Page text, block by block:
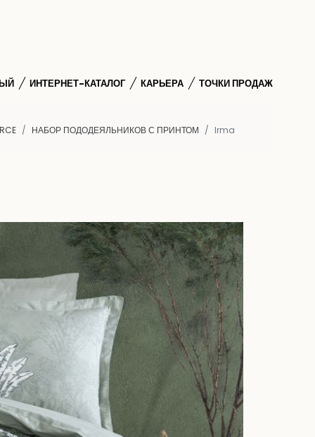
ИНТЕРНЕТ-КАТАЛОГ КАРЬЕРА ТОЧКИ ПРОДАЖ
НАБОР ПОДОДЕЯЛЬНИКОВ С ПРИНТОМ Irma